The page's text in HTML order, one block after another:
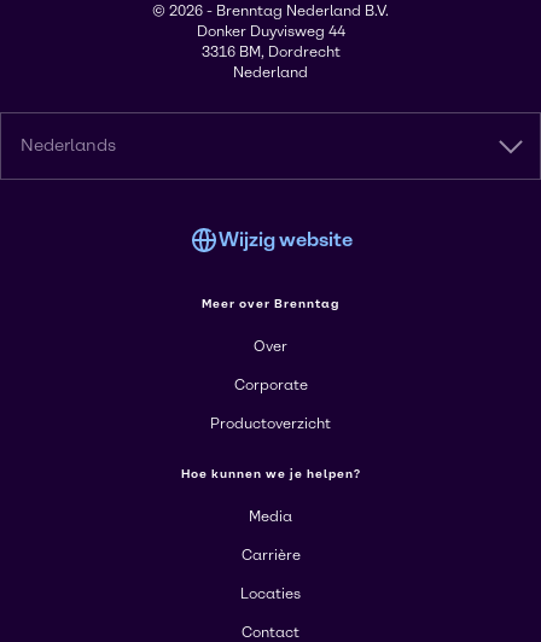
© 2026 - Brenntag Nederland B.V.
Donker Duyvisweg 44
3316 BM, Dordrecht
Nederland
Nederlands
Wijzig website
Meer over Brenntag
Over
Corporate
Productoverzicht
Hoe kunnen we je helpen?
Media
Carrière
Locaties
Contact